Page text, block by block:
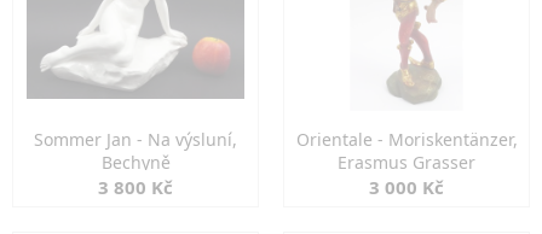
Sommer Jan - Na výsluní,
Bechyně
3 800 Kč
Orientale - Moriskentänzer,
Erasmus Grasser
3 000 Kč